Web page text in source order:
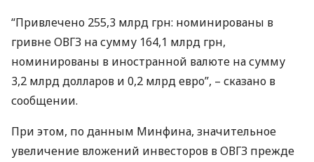
“Привлечено 255,3 млрд грн: номинированы в
гривнеОВГЗ на сумму 164,1 млрд грн,
номинированы в иностранной валюте на сумму
3,2 млрд долларов и 0,2 млрд евро”, – сказано в
сообщении.
При этом, по данным Минфина, значительное
увеличение вложений инвесторов вОВГЗ прежде